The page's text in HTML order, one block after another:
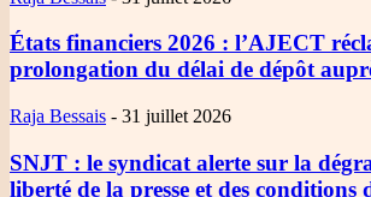
États financiers 2026 : l’AJECT
prolongation du délai de dépôt
Raja Bessais - 31 juillet 2026
SNJT : le syndicat alerte sur la
liberté de la presse et des conditions